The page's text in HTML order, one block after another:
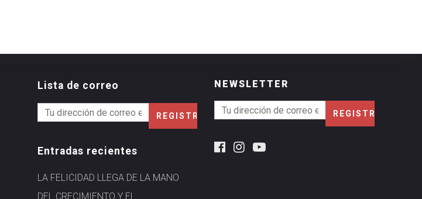
Lista de correo
Entradas recientes
LA FELICIDAD LLEGA DE LA MANO
DEL CRECIMIENTO Y EL
NEWSLETTER